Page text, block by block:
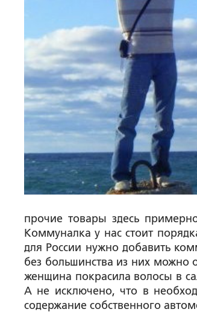
прочие товары здесь
Коммуналка у нас стоит
для России нужно добавить
без большинства из них можно
женщина покрасила волосы в
А не исключено, что в
содержание собственного